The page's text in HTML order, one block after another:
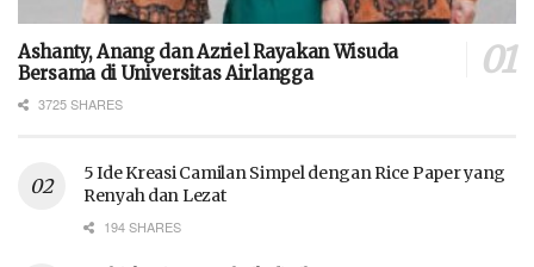
Ashanty, Anang dan Azriel Rayakan Wisuda
Bersama di Universitas Airlangga
3725 SHARES
5 Ide Kreasi Camilan Simpel dengan Rice Paper yang
Renyah dan Lezat
194 SHARES